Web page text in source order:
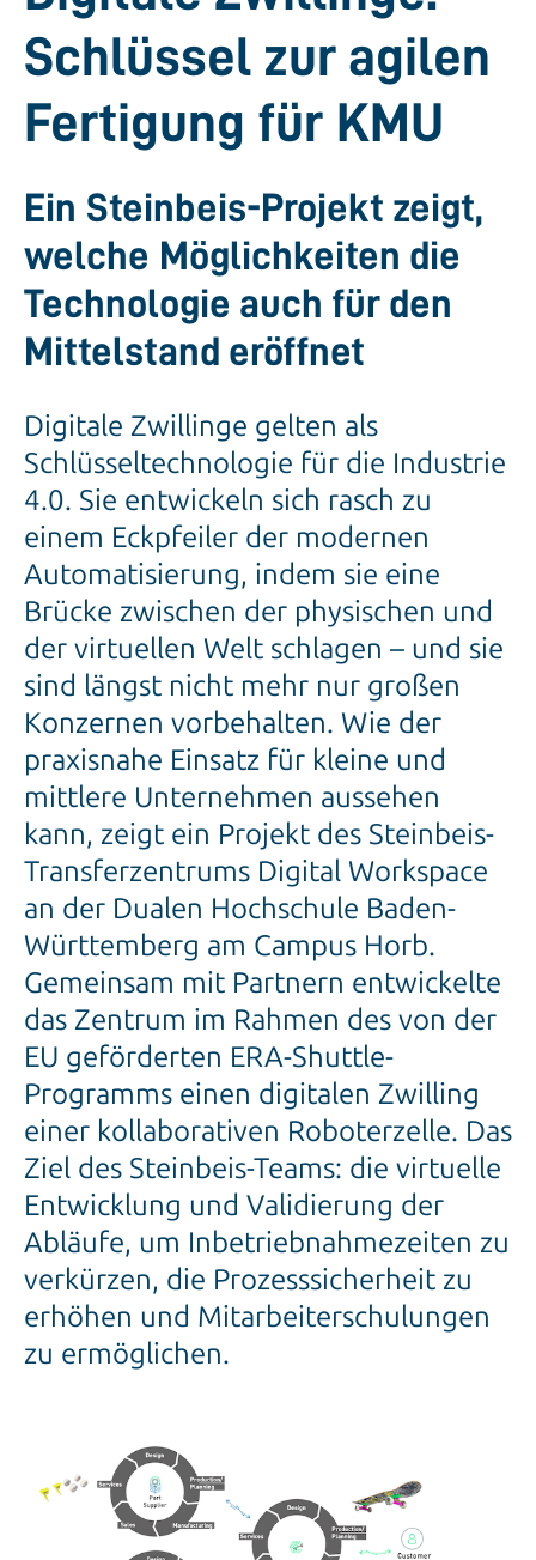
Schlüssel zur agilen
Fertigung für KMU
Ein Steinbeis-Projekt zeigt,
welche Möglichkeiten die
Technologie auch für den
Mittelstand eröffnet
Digitale Zwillinge gelten als
Schlüsseltechnologie für die Industrie
4.0. Sie entwickeln sich rasch zu
einem Eckpfeiler der modernen
Automatisierung, indem sie eine
Brücke zwischen der physischen und
der virtuellen Welt schlagen – und sie
sind längst nicht mehr nur großen
Konzernen vorbehalten. Wie der
praxisnahe Einsatz für kleine und
mittlere Unternehmen aussehen
kann, zeigt ein Projekt des Steinbeis-
Transferzentrums Digital Workspace
an der Dualen Hochschule Baden-
Württemberg am Campus Horb.
Gemeinsam mit Partnern entwickelte
das Zentrum im Rahmen des von der
EU geförderten ERA-Shuttle-
Programms einen digitalen Zwilling
einer kollaborativen Roboterzelle. Das
Ziel des Steinbeis-Teams: die virtuelle
Entwicklung und Validierung der
Abläufe, um Inbetriebnahmezeiten zu
verkürzen, die Prozesssicherheit zu
erhöhen und Mitarbeiterschulungen
zu ermöglichen.